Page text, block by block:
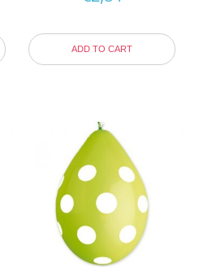
ADD TO CART